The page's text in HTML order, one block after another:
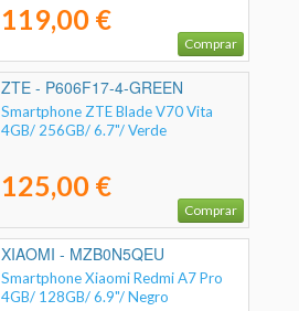
119,00 €
Comprar
ZTE - P606F17-4-GREEN
Smartphone ZTE Blade V70 Vita
4GB/ 256GB/ 6.7"/ Verde
125,00 €
Comprar
XIAOMI - MZB0N5QEU
Smartphone Xiaomi Redmi A7 Pro
4GB/ 128GB/ 6.9"/ Negro